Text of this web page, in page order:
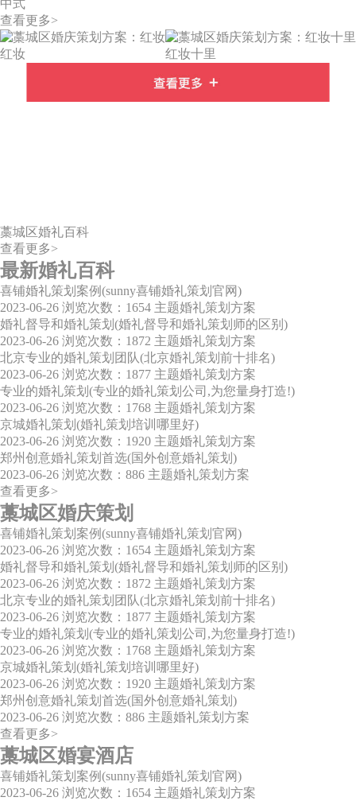
中式
查看更多>
红妆 红妆十里
藁城区婚礼百科
查看更多>
最新婚礼百科
喜铺婚礼策划案例(sunny喜铺婚礼策划官网)
2023-06-26 浏览次数：1654 主题婚礼策划方案
婚礼督导和婚礼策划(婚礼督导和婚礼策划师的区别)
2023-06-26 浏览次数：1872 主题婚礼策划方案
北京专业的婚礼策划团队(北京婚礼策划前十排名)
2023-06-26 浏览次数：1877 主题婚礼策划方案
专业的婚礼策划(专业的婚礼策划公司,为您量身打造!)
2023-06-26 浏览次数：1768 主题婚礼策划方案
京城婚礼策划(婚礼策划培训哪里好)
2023-06-26 浏览次数：1920 主题婚礼策划方案
郑州创意婚礼策划首选(国外创意婚礼策划)
2023-06-26 浏览次数：886 主题婚礼策划方案
查看更多>
藁城区婚庆策划
喜铺婚礼策划案例(sunny喜铺婚礼策划官网)
2023-06-26 浏览次数：1654 主题婚礼策划方案
婚礼督导和婚礼策划(婚礼督导和婚礼策划师的区别)
2023-06-26 浏览次数：1872 主题婚礼策划方案
北京专业的婚礼策划团队(北京婚礼策划前十排名)
2023-06-26 浏览次数：1877 主题婚礼策划方案
专业的婚礼策划(专业的婚礼策划公司,为您量身打造!)
2023-06-26 浏览次数：1768 主题婚礼策划方案
京城婚礼策划(婚礼策划培训哪里好)
2023-06-26 浏览次数：1920 主题婚礼策划方案
郑州创意婚礼策划首选(国外创意婚礼策划)
2023-06-26 浏览次数：886 主题婚礼策划方案
查看更多>
藁城区婚宴酒店
喜铺婚礼策划案例(sunny喜铺婚礼策划官网)
2023-06-26 浏览次数：1654 主题婚礼策划方案